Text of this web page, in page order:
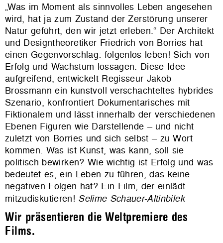
„Was im Moment als sinnvolles Leben angesehen
wird, hat ja zum Zustand der Zerstörung unserer
Natur geführt, den wir jetzt erleben.“ Der Architekt
und Designtheoretiker Friedrich von Borries hat
einen Gegenvorschlag: folgenlos leben! Sich von
Erfolg und Wachstum lossagen. Diese Idee
aufgreifend, entwickelt Regisseur Jakob
Brossmann ein kunstvoll verschachteltes hybrides
Szenario, konfrontiert Dokumentarisches mit
Fiktionalem und lässt innerhalb der verschiedenen
Ebenen Figuren wie Darstellende – und nicht
zuletzt von Borries und sich selbst – zu Wort
kommen. Was ist Kunst, was kann, soll sie
politisch bewirken? Wie wichtig ist Erfolg und was
bedeutet es, ein Leben zu führen, das keine
negativen Folgen hat? Ein Film, der einlädt
mitzudiskutieren! Selime Schauer-Altinbilek
Wir präsentieren die Weltpremiere des
Films.